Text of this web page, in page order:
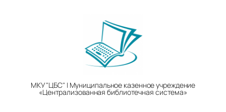
МКУ "ЦБС" | Муниципальное казенное учреждение
«Централизованная библиотечная система»